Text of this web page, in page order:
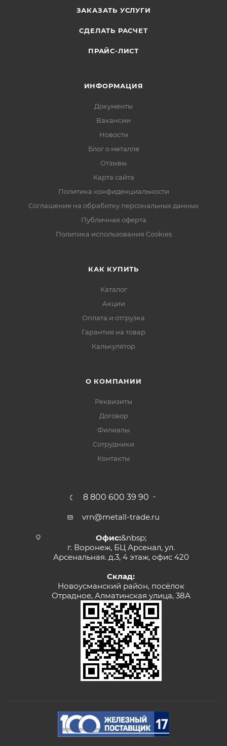
ЗАКАЗАТЬ УСЛУГИ
СДЕЛАТЬ РАСЧЕТ
ПРАЙС-ЛИСТ
ИНФОРМАЦИЯ
Документы
Вакансии
Новости
Блог о металле
Отзывы
Карта сайта
Политика конфиденциальности
Соглашение на обработку персональных данных
Публичная оферта
Политика использования Cookies
КАК КУПИТЬ
Каталог
Акции
Оплата и отгрузка
Гарантия на товар
Калькулятор
О КОМПАНИИ
Реквизиты
Договор
Филиалы
Сотрудники
Контакты
8 800 600 39 90
vrn@metall-trade.ru
Офис:&nbsp;
г. Воронеж, БЦ Арсенал, ул.
Арсенальная. д.3, 4 этаж, офис 420
Склад:
Новоусманский район, посёлок
Отрадное, Алматинская улица, 38А